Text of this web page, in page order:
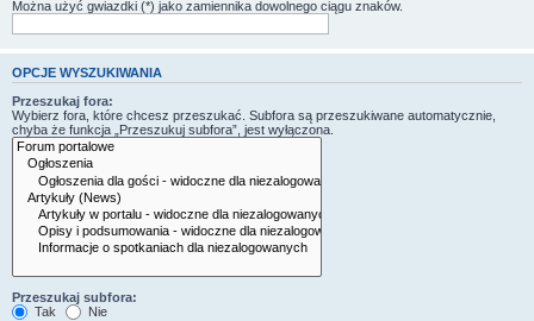
Można użyć gwiazdki (*) jako zamiennika dowolnego ciągu znaków.
OPCJE WYSZUKIWANIA
Przeszukaj fora:
Wybierz fora, które chcesz przeszukać. Subfora są przeszukiwane automatycznie,
chyba że funkcja „Przeszukuj subfora”, jest wyłączona.
Przeszukaj subfora:
Tak
Nie